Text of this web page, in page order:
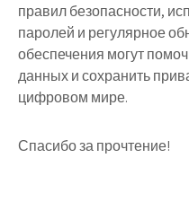
правил безопасности,
паролей и регулярное
обеспечения могут
данных и сохранить
цифровом мире.
Спасибо за прочтение!